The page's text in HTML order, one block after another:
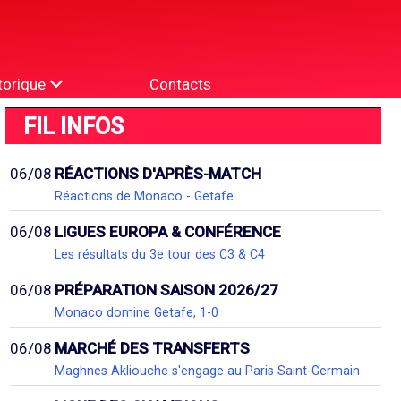
Contacts
FIL INFOS
06/08 RÉACTIONS D'APRÈS-MATCH
Réactions de Monaco - Getafe
06/08 LIGUES EUROPA & CONFÉRENCE
Les résultats du 3e tour des C3 & C4
06/08 PRÉPARATION SAISON 2026/27
Monaco domine Getafe, 1-0
06/08 MARCHÉ DES TRANSFERTS
Maghnes Akliouche s'engage au Paris Saint-Germain